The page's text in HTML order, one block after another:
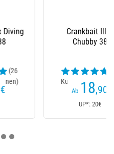
Sinkender Köder Illex
Tricoroll Knocker 70
16 ,80